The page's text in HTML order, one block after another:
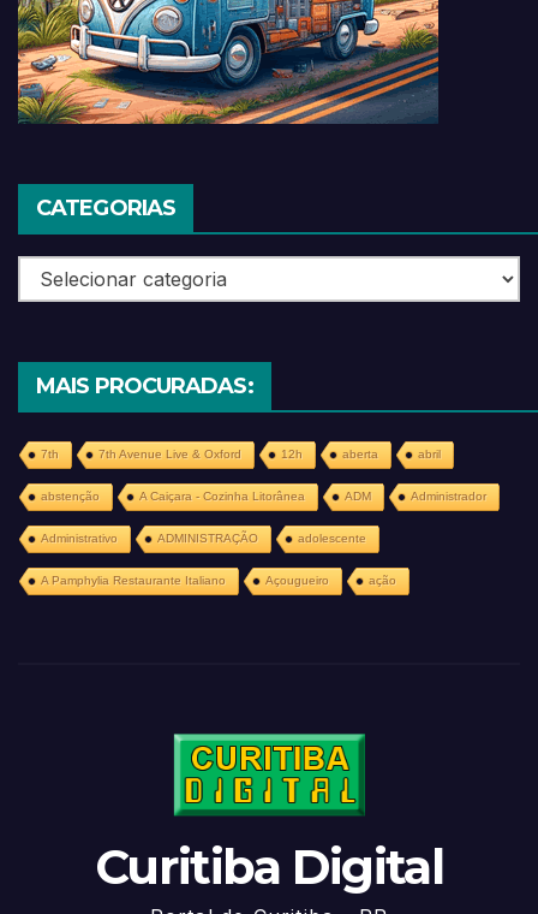
CATEGORIAS
Categorias
MAIS PROCURADAS:
7th 7th Avenue Live & Oxford 12h aberta abril
abstenção A Caiçara - Cozinha Litorânea ADM Administrador
Administrativo ADMINISTRAÇÃO adolescente
A Pamphylia Restaurante Italiano Açougueiro ação
Curitiba Digital